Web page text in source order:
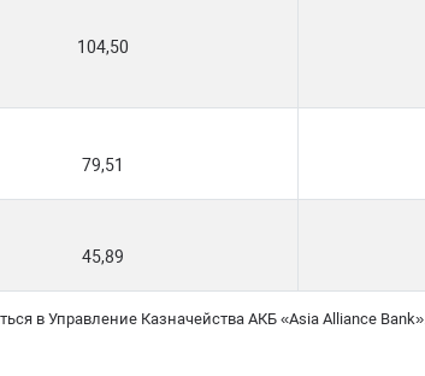
104,50
79,51
45,89
в Управление Казначейства АКБ «Asia Alliance Bank».